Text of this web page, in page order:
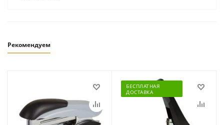
Рекомендуем
БЕСПЛАТНАЯ
ДОСТАВКА